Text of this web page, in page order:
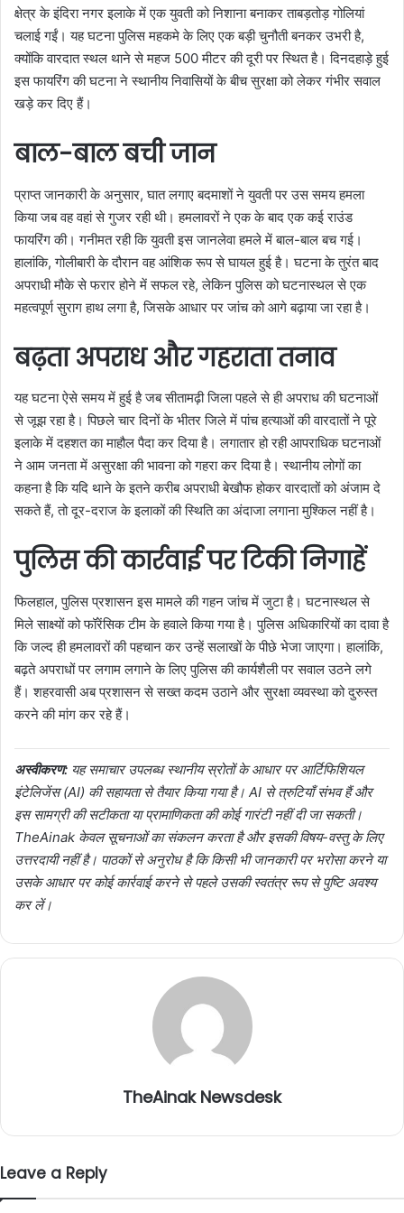
क्षेत्र के इंदिरा नगर इलाके में एक युवती को निशाना बनाकर ताबड़तोड़ गोलियां
चलाई गईं। यह घटना पुलिस महकमे के लिए एक बड़ी चुनौती बनकर उभरी है,
क्योंकि वारदात स्थल थाने से महज 500 मीटर की दूरी पर स्थित है। दिनदहाड़े हुई
इस फायरिंग की घटना ने स्थानीय निवासियों के बीच सुरक्षा को लेकर गंभीर सवाल
खड़े कर दिए हैं।
बाल-बाल बची जान
प्राप्त जानकारी के अनुसार, घात लगाए बदमाशों ने युवती पर उस समय हमला
किया जब वह वहां से गुजर रही थी। हमलावरों ने एक के बाद एक कई राउंड
फायरिंग की। गनीमत रही कि युवती इस जानलेवा हमले में बाल-बाल बच गई।
हालांकि, गोलीबारी के दौरान वह आंशिक रूप से घायल हुई है। घटना के तुरंत बाद
अपराधी मौके से फरार होने में सफल रहे, लेकिन पुलिस को घटनास्थल से एक
महत्वपूर्ण सुराग हाथ लगा है, जिसके आधार पर जांच को आगे बढ़ाया जा रहा है।
बढ़ता अपराध और गहराता तनाव
यह घटना ऐसे समय में हुई है जब सीतामढ़ी जिला पहले से ही अपराध की घटनाओं
से जूझ रहा है। पिछले चार दिनों के भीतर जिले में पांच हत्याओं की वारदातों ने पूरे
इलाके में दहशत का माहौल पैदा कर दिया है। लगातार हो रही आपराधिक घटनाओं
ने आम जनता में असुरक्षा की भावना को गहरा कर दिया है। स्थानीय लोगों का
कहना है कि यदि थाने के इतने करीब अपराधी बेखौफ होकर वारदातों को अंजाम दे
सकते हैं, तो दूर-दराज के इलाकों की स्थिति का अंदाजा लगाना मुश्किल नहीं है।
पुलिस की कार्रवाई पर टिकी निगाहें
फिलहाल, पुलिस प्रशासन इस मामले की गहन जांच में जुटा है। घटनास्थल से
मिले साक्ष्यों को फॉरेंसिक टीम के हवाले किया गया है। पुलिस अधिकारियों का दावा है
कि जल्द ही हमलावरों की पहचान कर उन्हें सलाखों के पीछे भेजा जाएगा। हालांकि,
बढ़ते अपराधों पर लगाम लगाने के लिए पुलिस की कार्यशैली पर सवाल उठने लगे
हैं। शहरवासी अब प्रशासन से सख्त कदम उठाने और सुरक्षा व्यवस्था को दुरुस्त
करने की मांग कर रहे हैं।
अस्वीकरण: यह समाचार उपलब्ध स्थानीय स्रोतों के आधार पर आर्टिफिशियल
इंटेलिजेंस (AI) की सहायता से तैयार किया गया है। AI से त्रुटियाँ संभव हैं और
इस सामग्री की सटीकता या प्रामाणिकता की कोई गारंटी नहीं दी जा सकती।
TheAinak केवल सूचनाओं का संकलन करता है और इसकी विषय-वस्तु के लिए
उत्तरदायी नहीं है। पाठकों से अनुरोध है कि किसी भी जानकारी पर भरोसा करने या
उसके आधार पर कोई कार्रवाई करने से पहले उसकी स्वतंत्र रूप से पुष्टि अवश्य
कर लें।
TheAinak Newsdesk
Leave a Reply